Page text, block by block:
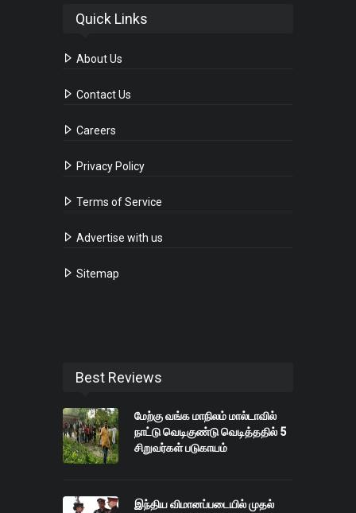
Quick Links
About Us
Contact Us
Careers
Privacy Policy
Terms of Service
Advertise with us
Sitemap
Best Reviews
மேற்கு வங்க மாநிலம் மால்டாவில்
நாட்டு வெடிகுண்டு வெடித்ததில் 5
சிறுவர்கள் படுகாயம்
இந்திய விமானப்படையில் முதல்